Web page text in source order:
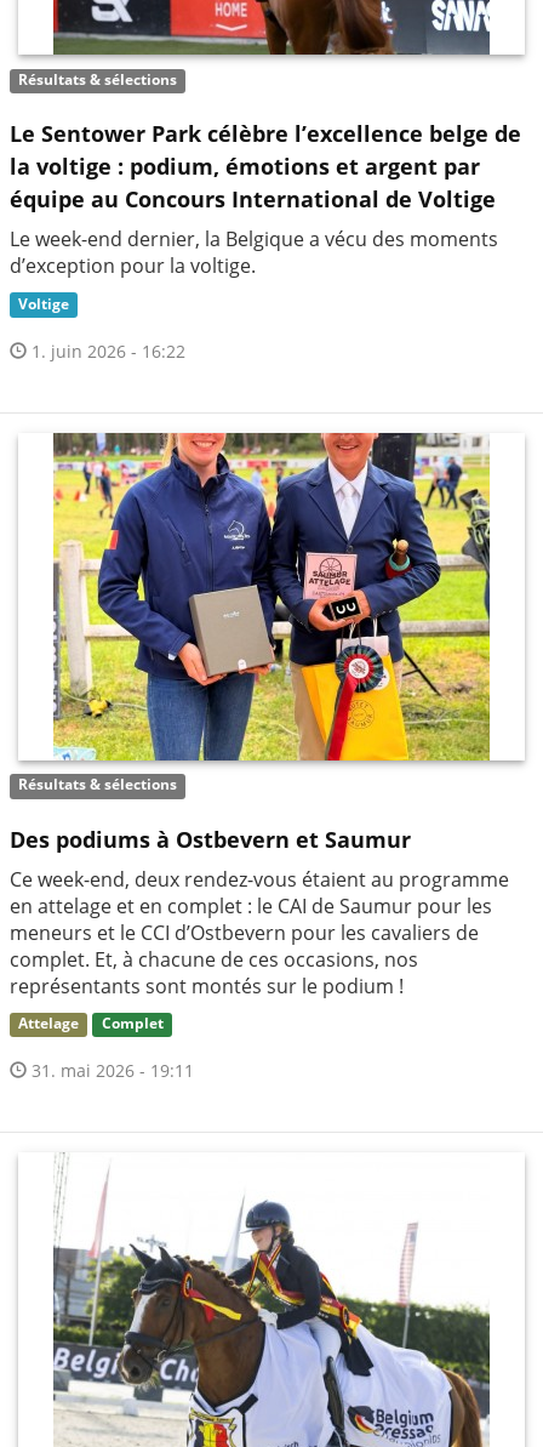
Résultats & sélections
Le Sentower Park célèbre l’excellence belge de
la voltige : podium, émotions et argent par
équipe au Concours International de Voltige
Le week-end dernier, la Belgique a vécu des moments
d’exception pour la voltige.
Voltige
1. juin 2026 - 16:22
Résultats & sélections
Des podiums à Ostbevern et Saumur
Ce week-end, deux rendez-vous étaient au programme
en attelage et en complet : le CAI de Saumur pour les
meneurs et le CCI d’Ostbevern pour les cavaliers de
complet. Et, à chacune de ces occasions, nos
représentants sont montés sur le podium !
Attelage Complet
31. mai 2026 - 19:11